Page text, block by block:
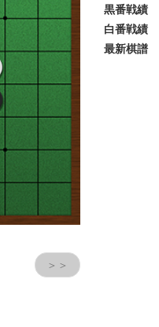
＞＞
黒番戦績
白番戦績
最新棋譜